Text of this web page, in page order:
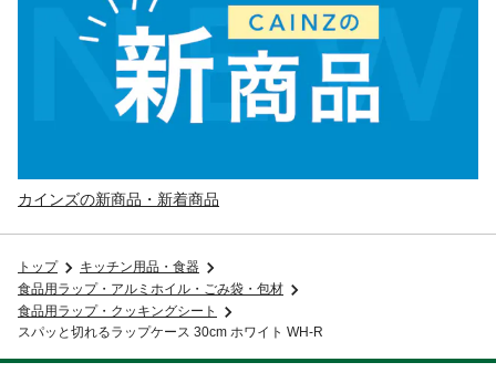
カインズの新商品・新着商品
トップ
キッチン用品・食器
食品用ラップ・アルミホイル・ごみ袋・包材
食品用ラップ・クッキングシート
スパッと切れるラップケース 30cm ホワイト WH-R